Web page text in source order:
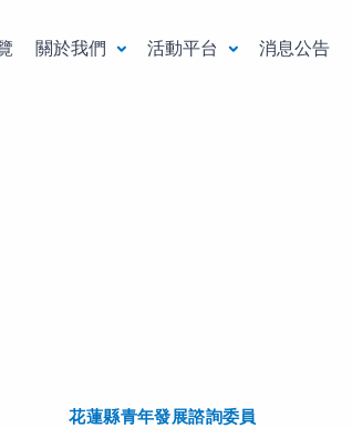
關於我們 活動平台 消息公告
花蓮縣青年發展諮詢委員